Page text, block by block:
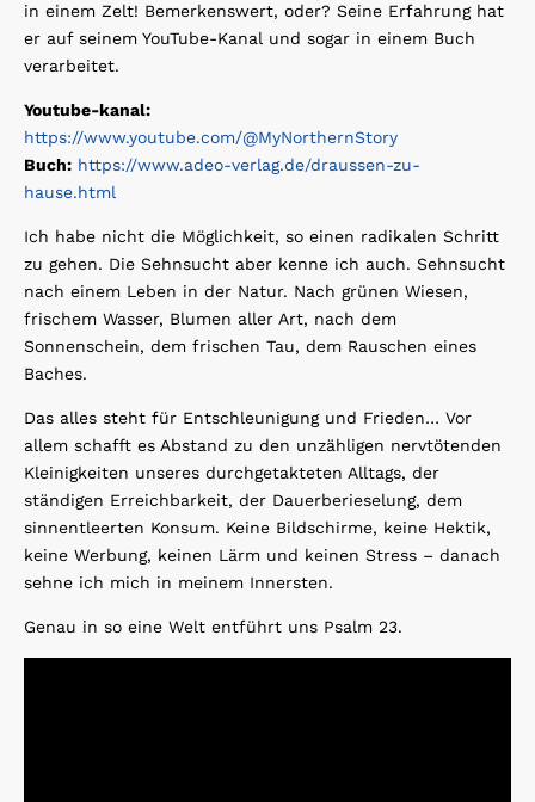
in einem Zelt! Bemerkenswert, oder? Seine Erfahrung hat
er auf seinem YouTube-Kanal und sogar in einem Buch
verarbeitet.
Youtube-kanal:
https://www.youtube.com/@MyNorthernStory
Buch: https://www.adeo-verlag.de/draussen-zu-
hause.html
Ich habe nicht die Möglichkeit, so einen radikalen Schritt
zu gehen. Die Sehnsucht aber kenne ich auch. Sehnsucht
nach einem Leben in der Natur. Nach grünen Wiesen,
frischem Wasser, Blumen aller Art, nach dem
Sonnenschein, dem frischen Tau, dem Rauschen eines
Baches.
Das alles steht für Entschleunigung und Frieden… Vor
allem schafft es Abstand zu den unzähligen nervtötenden
Kleinigkeiten unseres durchgetakteten Alltags, der
ständigen Erreichbarkeit, der Dauerberieselung, dem
sinnentleerten Konsum. Keine Bildschirme, keine Hektik,
keine Werbung, keinen Lärm und keinen Stress – danach
sehne ich mich in meinem Innersten.
Genau in so eine Welt entführt uns Psalm 23.